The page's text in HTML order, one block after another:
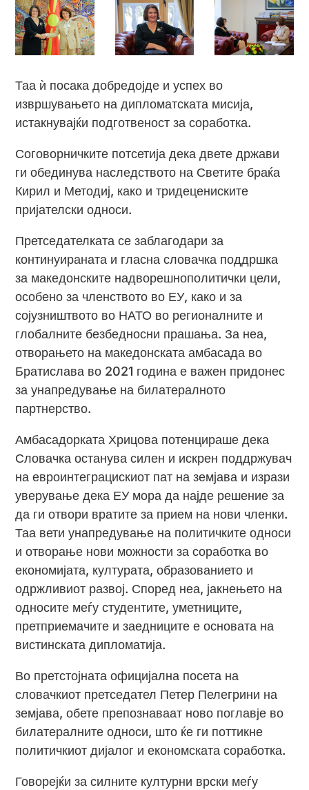
Таа ѝ посака добредојде и успех во
извршувањето на дипломатската мисија,
истакнувајќи подготвеност за соработка.
Соговорничките потсетија дека двете држави
ги обединува наследството на Светите браќа
Кирил и Методиј, како и тридецениските
пријателски односи.
Претседателката се заблагодари за
континуираната и гласна словачка поддршка
за македонските надворешнополитички цели,
особено за членството во ЕУ, како и за
сојузништвото во НАТО во регионалните и
глобалните безбедносни прашања. За неа,
отворањето на македонската амбасада во
Братислава во 2021 година е важен придонес
за унапредување на билатералното
партнерство.
Амбасадорката Хрицова потенцираше дека
Словачка останува силен и искрен поддржувач
на евроинтеграцискиот пат на земјава и изрази
уверување дека ЕУ мора да најде решение за
да ги отвори вратите за прием на нови членки.
Таа вети унапредување на политичките односи
и отворање нови можности за соработка во
економијата, културата, образованието и
одржливиот развој. Според неа, јакнењето на
односите меѓу студентите, уметниците,
претприемачите и заедниците е основата на
вистинската дипломатија.
Во претстојната официјална посета на
словачкиот претседател Петер Пелегрини на
земјава, обете препознаваат ново поглавје во
билатералните односи, што ќе ги поттикне
политичкиот дијалог и економската соработка.
Говорејќи за силните културни врски меѓу